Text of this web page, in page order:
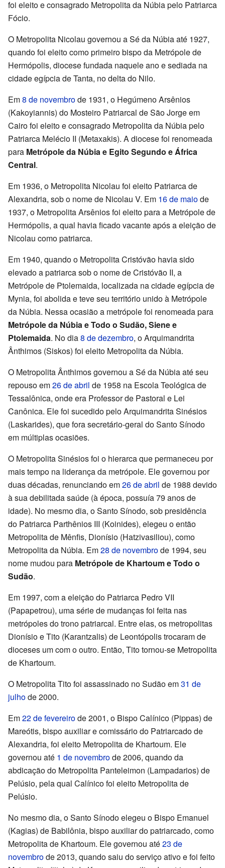
foi eleito e consagrado Metropolita da Núbia pelo Patriarca
Fócio.
O Metropolita Nicolau governou a Sé da Núbia até 1927,
quando foi eleito como primeiro bispo da Metrópole de
Hermópolis, diocese fundada naquele ano e sediada na
cidade egípcia de Tanta, no delta do Nilo.
Em8 de novembrode 1931, o Hegúmeno Arsênios
(Kakoyiannis) do Mosteiro Patriarcal de São Jorge em
Cairo foi eleito e consagrado Metropolita da Núbia pelo
Patriarca Melécio II (Metaxakis). A diocese foi renomeada
para Metrópole da Núbia e Egito Segundo e África
Central.
Em 1936, o Metropolita Nicolau foi eleito Patriarca de
Alexandria, sob o nome de Nicolau V. Em 16 de maiode
1937, o Metropolita Arsênios foi eleito para a Metrópole de
Hermópolis, a qual havia ficado vacante após a eleição de
Nicolau como patriarca.
Em 1940, quando o Metropolita Cristóvão havia sido
elevado a patriarca sob o nome de Cristóvão II, a
Metrópole de Ptolemaida, localizada na cidade egípcia de
Mynia, foi abolida e teve seu território unido à Metrópole
da Núbia. Nessa ocasião a metrópole foi renomeada para
Metrópole da Núbia e Todo o Sudão, Siene e
Ptolemaida. No dia8 de dezembro, o Arquimandrita
Ânthimos (Siskos) foi eleito Metropolita da Núbia.
O Metropolita Ânthimos governou a Sé da Núbia até seu
repouso em26 de abril de 1958 na Escola Teológica de
Tessalônica, onde era Professor de Pastoral e Lei
Canônica. Ele foi sucedido pelo Arquimandrita Sinésios
(Laskarides), que fora secretário-geral do Santo Sínodo
em múltiplas ocasiões.
O Metropolita Sinésios foi o hierarca que permaneceu por
mais tempo na liderança da metrópole. Ele governou por
duas décadas, renunciando em26 de abril de 1988 devido
à sua debilitada saúde (à época, possuía 79 anos de
idade). No mesmo dia, o Santo Sínodo, sob presidência
do Patriarca Parthênios III (Koinides), elegeu o então
Metropolita de Mênfis, Dionísio (Hatzivasiliou), como
Metropolita da Núbia. Em28 de novembrode 1994, seu
nome mudou para Metrópole de Khartoum e Todo o
Sudão.
Em 1997, com a eleição do Patriarca Pedro VII
(Papapetrou), uma série de mudanças foi feita nas
metrópoles do trono patriarcal. Entre elas, os metropolitas
Dionísio e Tito (Karantzalis) de Leontópolis trocaram de
dioceses um com o outro. Então, Tito tornou-se Metropolita
de Khartoum.
O Metropolita Tito foi assassinado no Sudão em31 de
julhode 2000.
Em22 de fevereirode 2001, o Bispo Calínico (Pippas) de
Mareótis, bispo auxiliar e comissário do Patriarcado de
Alexandria, foi eleito Metropolita de Khartoum. Ele
governou até 1 de novembrode 2006, quando da
abdicação do Metropolita Panteleimon (Lampadarios) de
Pelúsio, pela qual Calínico foi eleito Metropolita de
Pelúsio.
No mesmo dia, o Santo Sínodo elegeu o Bispo Emanuel
(Kagias) de Babilônia, bispo auxiliar do patriarcado, como
Metropolita de Khartoum. Ele governou até23 de
novembrode 2013, quando saiu do serviço ativo e foi feito